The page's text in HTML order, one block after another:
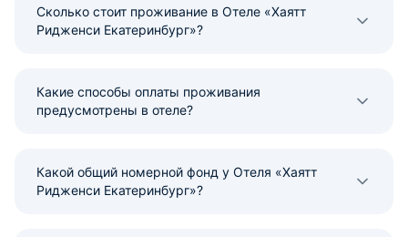
Сколько стоит проживание в Отеле «Хаятт
Ридженси Екатеринбург»?
Какие способы оплаты проживания
предусмотрены в отеле?
Какой общий номерной фонд у Отеля «Хаятт
Ридженси Екатеринбург»?